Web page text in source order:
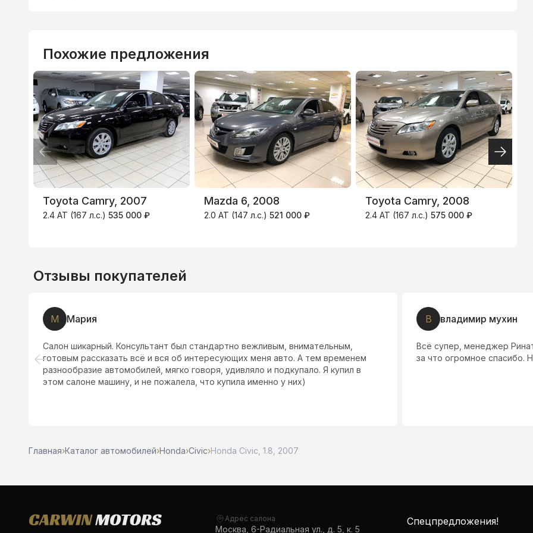
Похожие предложения
Toyota Camry, 2007
2.4 AT (167 л.с.) 535 000 ₽
Mazda 6, 2008
2.0 AT (147 л.с.) 521 000 ₽
Toyota Camry, 2008
2.4 AT (167 л.с.) 575 000 ₽
ВТБ
3.9%
Отзывы покупателей
М Мария
Салон шикарный. Консультант был стандартно вежливым, внимательным,
готовым рассказать всё и вся об интересующих меня авто. А тем временем
разнообразие автомобилей, мягко говоря, удивляло и подкупало. Я купил в
этом салоне машину, и не пожалела, что купила именно у них)
В владимир мухин
Всё супер, менеджер
за что огромное спасибо.
Главная›Каталог автомобилей›Honda›Civic›Honda Civic, 1.8, 2007
Адрес салона
Москва, 6-Радиальная ул., д. 5, к. 5
Спецпредложения!